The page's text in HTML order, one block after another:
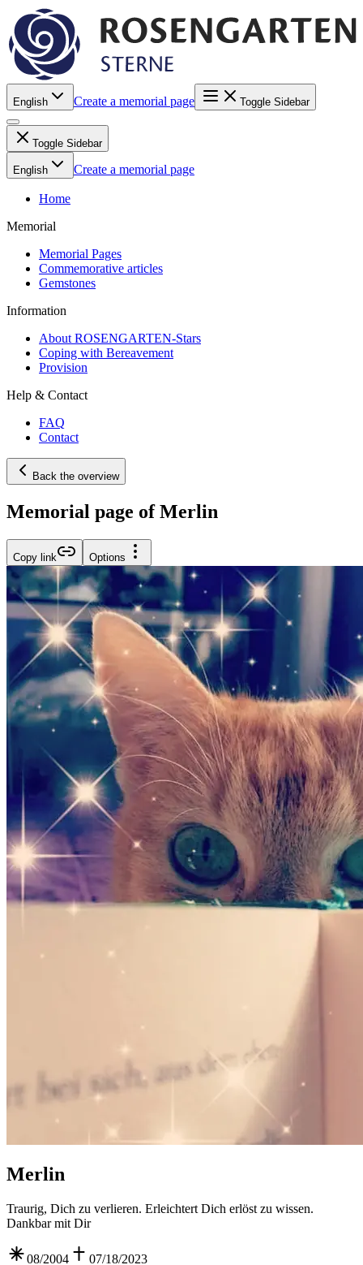
English Create a memorial page Toggle Sidebar
Toggle Sidebar
English Create a memorial page
Home
Memorial
Memorial Pages
Commemorative articles
Gemstones
Information
About ROSENGARTEN-Stars
Coping with Bereavement
Provision
Help & Contact
FAQ
Contact
Back the overview
Memorial page of Merlin
Copy link Options
Merlin
Traurig, Dich zu verlieren. Erleichtert Dich erlöst zu wissen.
Dankbar mit Dir
08/2004
07/18/2023